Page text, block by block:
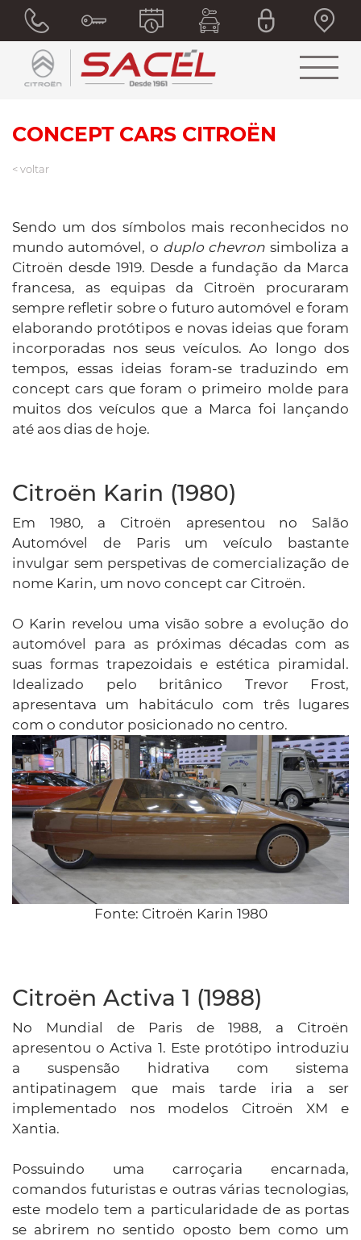
CONCEPT CARS CITROËN
< voltar
Sendo um dos símbolos mais reconhecidos no
mundo automóvel, o duplo chevron simboliza a
Citroën desde 1919. Desde a fundação da Marca
francesa, as equipas da Citroën procuraram
sempre refletir sobre o futuro automóvel e foram
elaborando protótipos e novas ideias que foram
incorporadas nos seus veículos. Ao longo dos
tempos, essas ideias foram-se traduzindo em
concept cars que foram o primeiro molde para
muitos dos veículos que a Marca foi lançando
até aos dias de hoje.
Citroën Karin (1980)
Em 1980, a Citroën apresentou no Salão
Automóvel de Paris um veículo bastante
invulgar sem perspetivas de comercialização de
nome Karin, um novo concept car Citroën.
O Karin revelou uma visão sobre a evolução do
automóvel para as próximas décadas com as
suas formas trapezoidais e estética piramidal.
Idealizado pelo britânico Trevor Frost,
apresentava um habitáculo com três lugares
com o condutor posicionado no centro.
Fonte: Citroën Karin 1980
Citroën Activa 1 (1988)
No Mundial de Paris de 1988, a Citroën
apresentou o Activa 1. Este protótipo introduziu
a suspensão hidrativa com sistema
antipatinagem que mais tarde iria a ser
implementado nos modelos Citroën XM e
Xantia.
Possuindo uma carroçaria encarnada,
comandos futuristas e outras várias tecnologias,
este modelo tem a particularidade de as portas
se abrirem no sentido oposto bem como um